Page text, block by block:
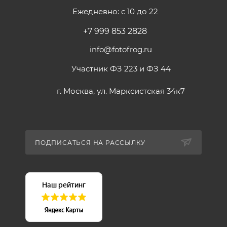
Ежедневно: с 10 до 22
+7 999 853 2828
info@fotofrog.ru
Участник ФЗ 223 и ФЗ 44
г. Москва, ул. Марксистская 34к7
ПОДПИСАТЬСЯ НА РАССЫЛКУ